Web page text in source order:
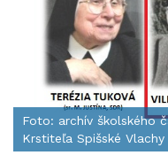
Foto: archív školského
Krstiteľa Spišské Vlachy